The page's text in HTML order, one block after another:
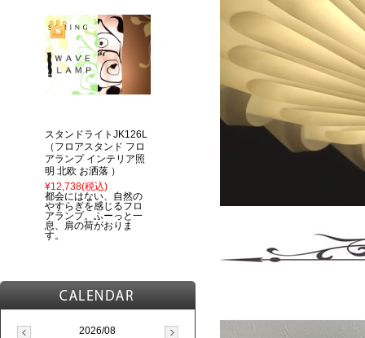
スタンドライトJK126L
（フロアスタンド フロ
アランプ インテリア照
明 北欧 お洒落 ）
¥12,738(税込)
都会にはない、自然の
やすらぎを感じるフロ
アランプ。ふーっと一
息、肩の荷がおりま
す。
2026/08